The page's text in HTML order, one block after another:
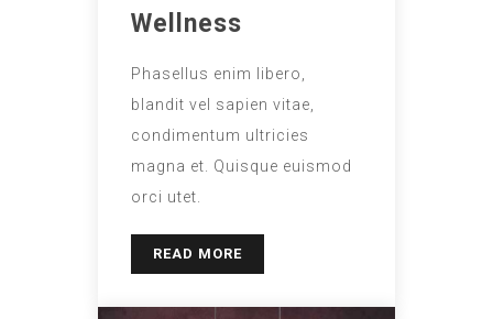
Wellness
Phasellus enim libero,
blandit vel sapien vitae,
condimentum ultricies
magna et. Quisque euismod
orci utet.
READ MORE